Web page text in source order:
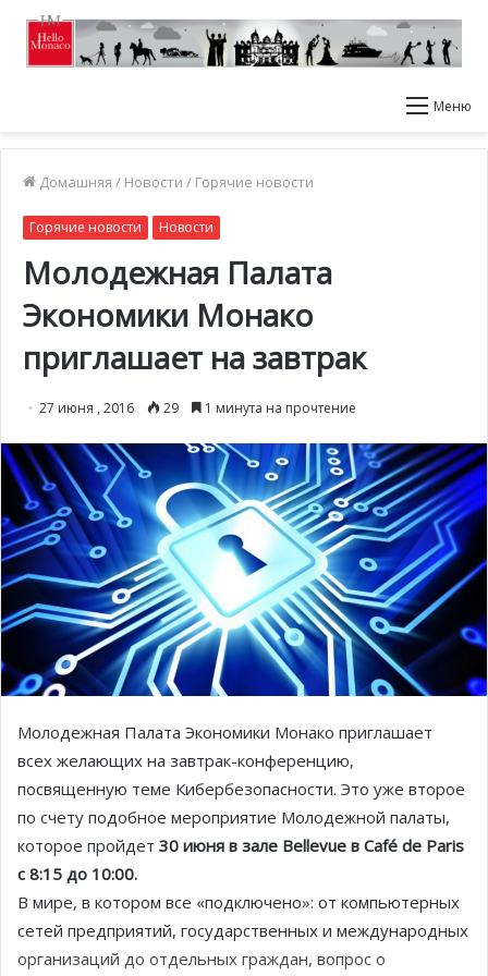
Меню
Домашняя / Новости / Горячие новости
Горячие новости Новости
Молодежная Палата
Экономики Монако
приглашает на завтрак
27 июня , 2016 29 1 минута на прочтение
Молодежная Палата Экономики Монако приглашает
всех желающих на завтрак­-конференцию,
посвященную теме Кибербезопасности. Это уже второе
по счету подобное мероприятие Молодежной палаты,
которое пройдет 30 июня в зале Bellevue в Café de Paris
с 8:15 до 10:00.
В мире, в котором все «подключено»: от компьютерных
сетей предприятий, государственных и международных
организаций до отдельных граждан, вопрос о